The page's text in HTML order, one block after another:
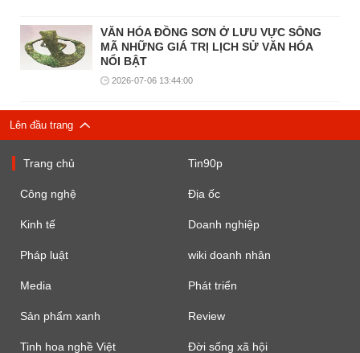
VĂN HÓA ĐỒNG SƠN Ở LƯU VỰC SÔNG
MÃ NHỮNG GIÁ TRỊ LỊCH SỬ VĂN HÓA
NỔI BẬT
2026-07-06 13:44:00
Lên đầu trang
Trang chủ Tin90p
Công nghệ Địa ốc
Kinh tế Doanh nghiệp
Pháp luật wiki doanh nhân
Media Phát triển
Sản phẩm xanh Review
Tinh hoa nghề Việt Đời sống xã hội